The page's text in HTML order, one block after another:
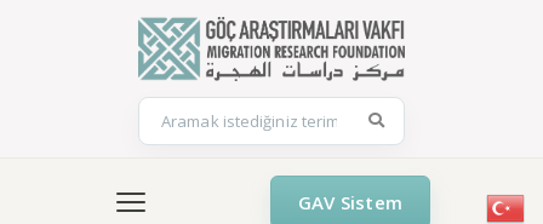
GAV Sistem